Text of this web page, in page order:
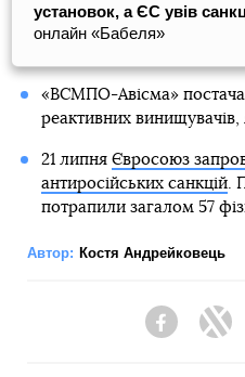
установок, а ЄС увів
онлайн «Бабеля»
«ВСМПО-Авісма»
реактивних винищувачів,
21 липня Євросоюз
антиросійських санкцій.
потрапили загалом 57
Автор: Костя Андрейковець
Facebook